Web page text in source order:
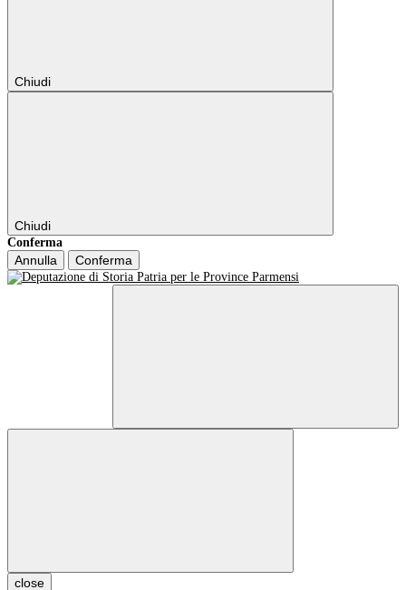
Chiudi
Chiudi
Conferma
Annulla Conferma
close